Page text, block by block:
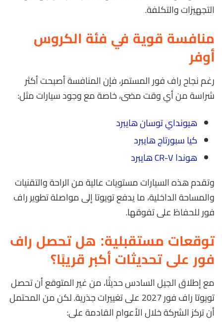
التجهيزات والتكلفة.
منافسة قوية في فئة الكروس
أوفر
رغم نجاح راف فور المستمر، فإن المنافسة أصبحت أكثر
شراسة من أي وقت مضى، خاصة مع وجود سيارات مثل:
هيونداي توسان هايبرد
كيا سبورتاج هايبرد
هوندا CR-V هايبرد
وتقدم هذه السيارات مستويات عالية من الراحة والتقنيات
والمساحة الداخلية، ما يدفع تويوتا إلى مواصلة تطوير راف
فور للحفاظ على تفوقها.
توقعات مستقبلية: هل تحصل راف
فور على تحديثات أكبر قريبًا؟
مع إطلاق الجيل السادس حديثًا، من غير المتوقع أن تحصل
تويوتا راف فور 2027 على تغييرات جذرية. لكن من المحتمل
أن تركز الشركة خلال الأعوام القادمة على: